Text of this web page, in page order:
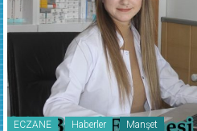
ECZANE Haberler Manşet